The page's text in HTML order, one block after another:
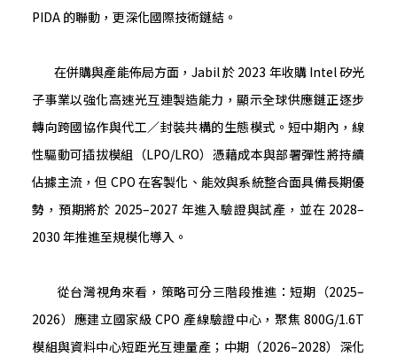
PIDA 的聯動，更深化國際技術鏈結。
在併購與產能佈局方面，Jabil 於 2023 年收購 Intel 矽光
子事業以強化高速光互連製造能力，顯示全球供應鏈正逐步
轉向跨國協作與代工／封裝共構的生態模式。短中期內，線
性驅動可插拔模組（LPO/LRO）憑藉成本與部署彈性將持續
佔據主流，但 CPO 在客製化、能效與系統整合面具備長期優
勢，預期將於 2025–2027 年進入驗證與試產，並在 2028–
2030 年推進至規模化導入。
從台灣視角來看，策略可分三階段推進：短期（2025–
2026）應建立國家級 CPO 產線驗證中心，聚焦 800G/1.6T
模組與資料中心短距光互連量產；中期（2026–2028）深化